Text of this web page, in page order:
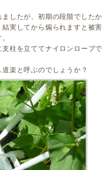
したが、初期の段階でしたか
実してから煽られますと被害
柱を立ててナイロンロープで
楽と呼ぶのでしょうか？